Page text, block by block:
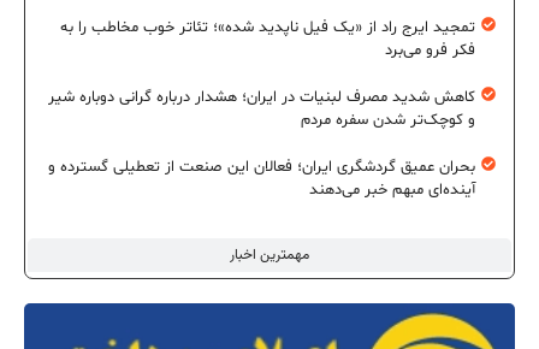
مهمترین اخبار
تمجید ایرج راد از «یک فیل ناپدید شده»؛ تئاتر خوب مخاطب را به
فکر فرو می‌برد
کاهش شدید مصرف لبنیات در ایران؛ هشدار درباره گرانی دوباره شیر
و کوچک‌تر شدن سفره مردم
بحران عمیق گردشگری ایران؛ فعالان این صنعت از تعطیلی گسترده و
آینده‌ای مبهم خبر می‌دهند